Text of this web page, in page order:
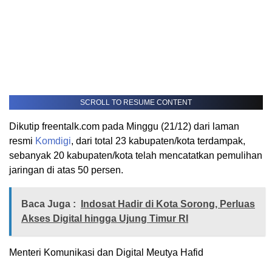
SCROLL TO RESUME CONTENT
Dikutip freentalk.com pada Minggu (21/12) dari laman
resmi Komdigi, dari total 23 kabupaten/kota terdampak,
sebanyak 20 kabupaten/kota telah mencatatkan pemulihan
jaringan di atas 50 persen.
Baca Juga :
Indosat Hadir di Kota Sorong, Perluas
Akses Digital hingga Ujung Timur RI
Menteri Komunikasi dan Digital Meutya Hafid